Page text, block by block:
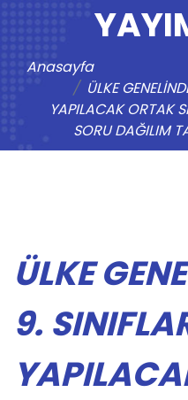
Anasayfa
ÜLKE
YAPILACAK ORTAK
SORU DAĞILIM
ÜLKE
9.